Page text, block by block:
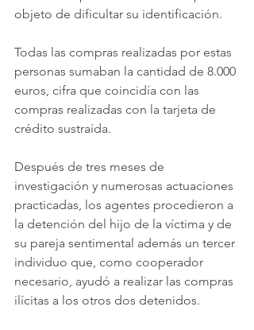
objeto de dificultar su identificación.
Todas las compras realizadas por estas
personas sumaban la cantidad de 8.000
euros, cifra que coincidía con las
compras realizadas con la tarjeta de
crédito sustraída.
Después de tres meses de
investigación y numerosas actuaciones
practicadas, los agentes procedieron a
la detención del hijo de la víctima y de
su pareja sentimental además un tercer
individuo que, como cooperador
necesario, ayudó a realizar las compras
ilícitas a los otros dos detenidos.